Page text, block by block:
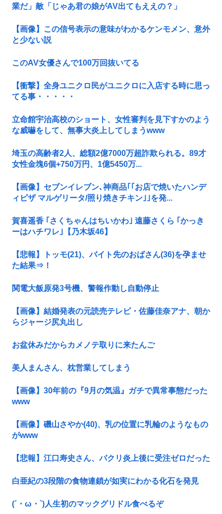
業だ」敵「じゃあ君の娘がAV出てもええの？」
【画像】この信号表示の意味がわかるケンモメン、意外
と少ない説
このAV女優さんで100万回抜いてる
【衝撃】全身ユニクロ民がユニクロに入店する時に思っ
てる事・・・・・
立命館宇治高校のショート、女性審判を見下すかのよう
な威嚇をして、無事大炎上してしまうwww
埼玉の高齢者2人、総額2億7000万超詐欺られる。89才
女性金塊6個+750万円、1億5450万...
【画像】セブンイレブン､神商品｢｢お店で焼いたハンデ
ィピザ マルゲリータ/照り焼きチキン｣｣を発...
賀喜遥香 ｢さくちゃんはちいかわ｣ 遠藤さくら ｢かっき
ーはハチワレ｣【乃木坂46】
【悲報】トッモ(21)、バイト先のおばさん(36)を孕ませ
た結果⇒！
関電大飯原発3号機、警報作動し自動停止
【画像】結婚発表の元読売テレビ・佐藤佳奈アナ、朝か
らジャージ尻丸出し
お盆休みだからカメノテ取りに来たんご
美人まんさん、枕営業してしまう
【画像】30年前の『9月の気温』ガチで異常事態だった
www
【画像】磯山さやか(40)、乳の位置に乳輪のようなもの
がwww
【悲報】江口寿史さん、パクリ炎上後に受注ゼロだった
白亜紀の3段階の食物連鎖が如実にわかる化石を発見
(´・ω・`)人生初のマックグリドル食べるぞ